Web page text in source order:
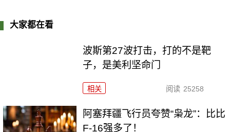
大家都在看
波斯第27波打击，打的不是靶
子，是美利坚命门
相关 阅读 25258
阿塞拜疆飞行员夸赞“枭龙”：比比
F-16强多了！